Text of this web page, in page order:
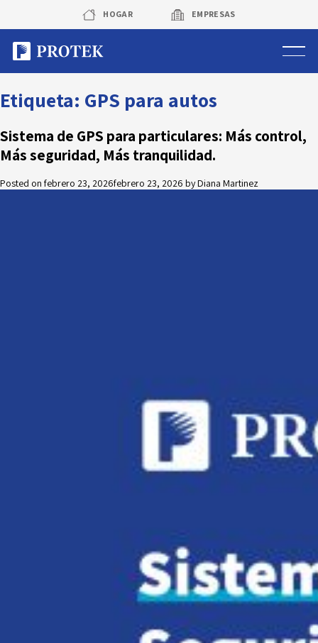
content
HOGAR EMPRESAS
Sistema de alarmas
Sistema de cámaras
Contacto
Área de clientes
Etiqueta: GPS para autos
Sistema de GPS para particulares: Más control,
Más seguridad, Más tranquilidad.
Posted on febrero 23, 2026febrero 23, 2026 byDiana Martinez